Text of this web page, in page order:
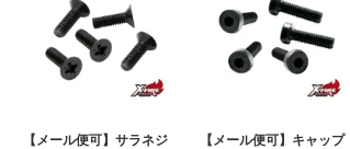
【メール便可】サラネジ
【メール便可】キャップ